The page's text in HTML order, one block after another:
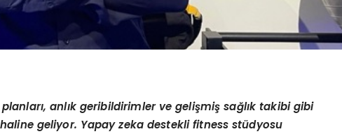
anlık geribildirimler ve gelişmiş sağlık takibi gibi
geliyor. Yapay zeka destekli fitness stüdyosu